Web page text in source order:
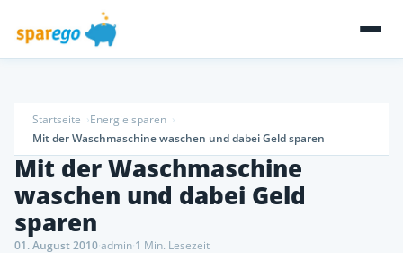
Startseite
Energie sparen
Mit der Waschmaschine waschen und dabei Geld sparen
Mit der Waschmaschine
waschen und dabei Geld
sparen
01. August 2010·admin·1 Min. Lesezeit